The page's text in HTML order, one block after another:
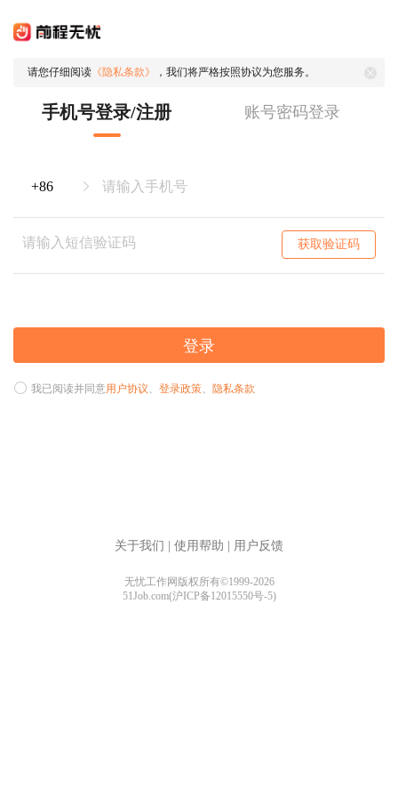
请您仔细阅读 《隐私条款》 ，我们将严格按照协议为您服务。
手机号登录/注册 账号密码登录
获取验证码
登录
我已阅读并同意用户协议、 登录政策、 隐私条款
关于我们 使用帮助 用户反馈
无忧工作网版权所有©1999-2026
51Job.com(沪ICP备12015550号-5)